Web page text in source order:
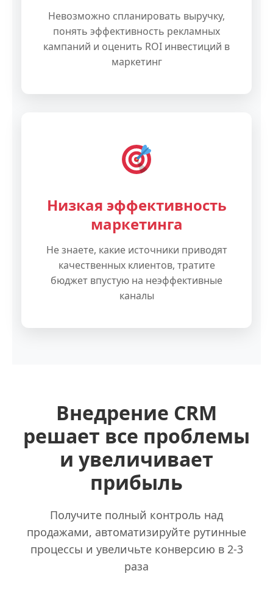
Невозможно спланировать выручку,
понять эффективность рекламных
кампаний и оценить ROI инвестиций в
маркетинг
Низкая эффективность
маркетинга
Не знаете, какие источники приводят
качественных клиентов, тратите
бюджет впустую на неэффективные
каналы
Внедрение CRM
решает все проблемы
и увеличивает
прибыль
Получите полный контроль над
продажами, автоматизируйте рутинные
процессы и увеличьте конверсию в 2-3
раза